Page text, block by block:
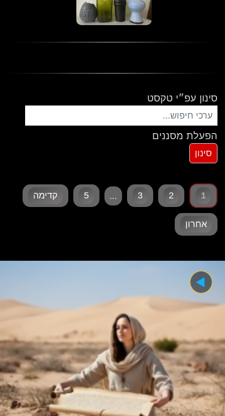
סינון עפ״י טקסט
הפעלת מסננים
1
2
3
...
5 קדימה
אחרון